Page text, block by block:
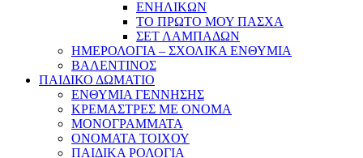
ΕΝΗΛΙΚΩΝ
ΤΟ ΠΡΩΤΟ ΜΟΥ ΠΑΣΧΑ
ΣΕΤ ΛΑΜΠΑΔΩΝ
ΗΜΕΡΟΛΟΓΙΑ – ΣΧΟΛΙΚΑ ΕΝΘΥΜΙΑ
ΒΑΛΕΝΤΙΝΟΣ
ΠΑΙΔΙΚΟ ΔΩΜΑΤΙΟ
ΕΝΘΥΜΙΑ ΓΕΝΝΗΣΗΣ
ΚΡΕΜΑΣΤΡΕΣ ΜΕ ΟΝΟΜΑ
ΜΟΝΟΓΡΑΜΜΑΤΑ
ΟΝΟΜΑΤΑ ΤΟΙΧΟΥ
ΠΑΙΔΙΚΑ ΡΟΛΟΓΙΑ